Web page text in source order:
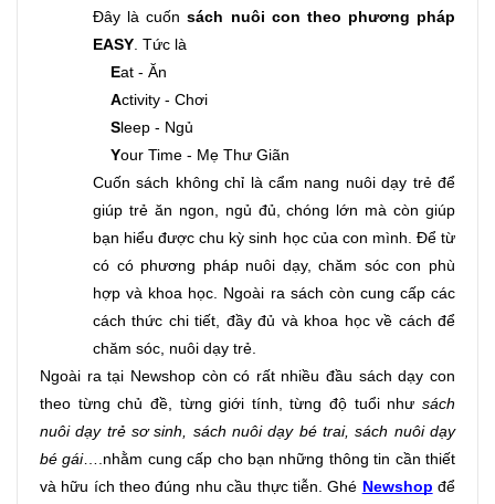
Đây là cuốn sách nuôi con theo phương pháp
EASY. Tức là
Eat - Ăn
Activity - Chơi
Sleep - Ngủ
Your Time - Mẹ Thư Giãn
Cuốn sách không chỉ là cẩm nang nuôi dạy trẻ để
giúp trẻ ăn ngon, ngủ đủ, chóng lớn mà còn giúp
bạn hiểu được chu kỳ sinh học của con mình. Để từ
có có phương pháp nuôi dạy, chăm sóc con phù
hợp và khoa học. Ngoài ra sách còn cung cấp các
cách thức chi tiết, đầy đủ và khoa học về cách để
chăm sóc, nuôi dạy trẻ.
Ngoài ra tại Newshop còn có rất nhiều đầu sách dạy con
theo từng chủ đề, từng giới tính, từng độ tuổi như sách
nuôi dạy trẻ sơ sinh, sách nuôi dạy bé trai, sách nuôi dạy
bé gái….nhằm cung cấp cho bạn những thông tin cần thiết
và hữu ích theo đúng nhu cầu thực tiễn. Ghé Newshop để